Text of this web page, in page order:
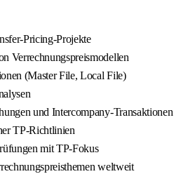
Pricing-Projekte
Verrechnungspreismodellen
(Master File, Local File)
und Intercompany-Transaktionen
TP-Richtlinien
mit TP-Fokus
weltweit